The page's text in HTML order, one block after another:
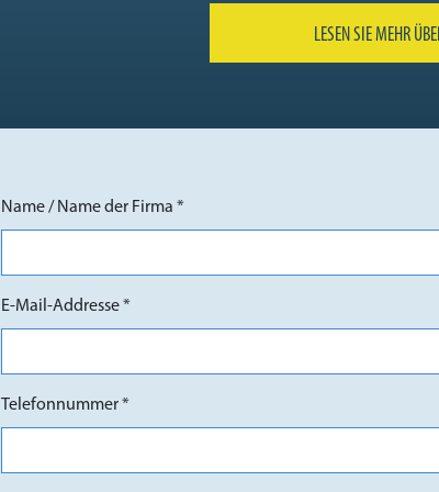
LESEN SIE MEHR
Name / Name der Firma *
E-Mail-Addresse *
Telefonnummer *